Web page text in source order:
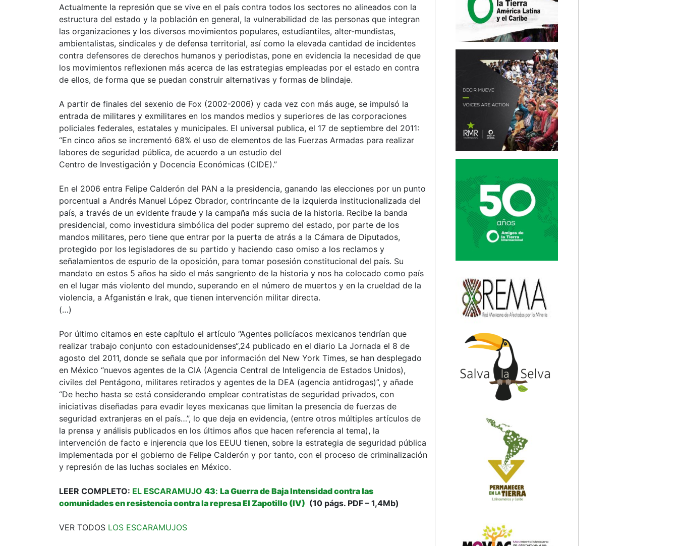
Actualmente la represión que se vive en el país contra todos los sectores no alineados con la
estructura del estado y la población en general, la vulnerabilidad de las personas que integran
las organizaciones y los diversos movimientos populares, estudiantiles, alter-mundistas,
ambientalistas, sindicales y de defensa territorial, así como la elevada cantidad de incidentes
contra defensores de derechos humanos y periodistas, pone en evidencia la necesidad de que
los movimientos reflexionen más acerca de las estrategias empleadas por el estado en contra
de ellos, de forma que se puedan construir alternativas y formas de blindaje.
A partir de finales del sexenio de Fox (2002-2006) y cada vez con más auge, se impulsó la
entrada de militares y exmilitares en los mandos medios y superiores de las corporaciones
policiales federales, estatales y municipales. El universal publica, el 17 de septiembre del 2011:
“En cinco años se incrementó 68% el uso de elementos de las Fuerzas Armadas para realizar
labores de seguridad pública, de acuerdo a un estudio del
Centro de Investigación y Docencia Económicas (CIDE).”
En el 2006 entra Felipe Calderón del PAN a la presidencia, ganando las elecciones por un punto
porcentual a Andrés Manuel López Obrador, contrincante de la izquierda institucionalizada del
país, a través de un evidente fraude y la campaña más sucia de la historia. Recibe la banda
presidencial, como investidura simbólica del poder supremo del estado, por parte de los
mandos militares, pero tiene que entrar por la puerta de atrás a la Cámara de Diputados,
protegido por los legisladores de su partido y haciendo caso omiso a los reclamos y
señalamientos de espurio de la oposición, para tomar posesión constitucional del país. Su
mandato en estos 5 años ha sido el más sangriento de la historia y nos ha colocado como país
en el lugar más violento del mundo, superando en el número de muertos y en la crueldad de la
violencia, a Afganistán e Irak, que tienen intervención militar directa.
(…)
Por último citamos en este capítulo el artículo “Agentes policíacos mexicanos tendrían que
realizar trabajo conjunto con estadounidenses“,24 publicado en el diario La Jornada el 8 de
agosto del 2011, donde se señala que por información del New York Times, se han desplegado
en México “nuevos agentes de la CIA (Agencia Central de Inteligencia de Estados Unidos),
civiles del Pentágono, militares retirados y agentes de la DEA (agencia antidrogas)”, y añade
“De hecho hasta se está considerando emplear contratistas de seguridad privados, con
iniciativas diseñadas para evadir leyes mexicanas que limitan la presencia de fuerzas de
seguridad extranjeras en el país…”, lo que deja en evidencia, (entre otros múltiples artículos de
la prensa y análisis publicados en los últimos años que hacen referencia al tema), la
intervención de facto e injerencia que los EEUU tienen, sobre la estrategia de seguridad pública
implementada por el gobierno de Felipe Calderón y por tanto, con el proceso de criminalización
y represión de las luchas sociales en México.
LEER COMPLETO: EL ESCARAMUJO 43: La Guerra de Baja Intensidad contra las
comunidades en resistencia contra la represa El Zapotillo (IV) (10 págs. PDF – 1,4Mb)
VER TODOS LOS ESCARAMUJOS